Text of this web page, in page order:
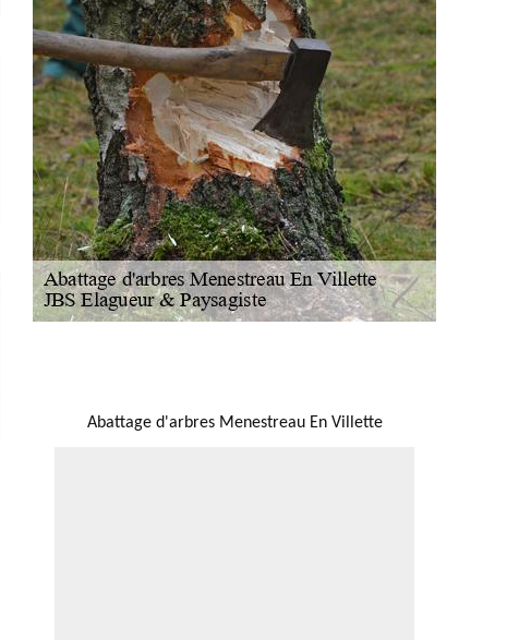
Abattage d'arbres Menestreau En Villette